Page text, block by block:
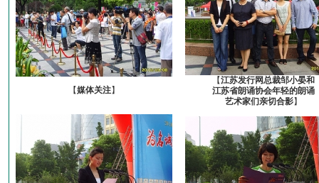
【媒体关注】
【江苏发行网总裁邹小晏和
江苏省朗诵协会年轻的朗诵
艺术家们亲切合影】